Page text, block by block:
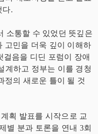
다.
소통할 수 있었던 뜻깊은
고민을 더욱 깊이 이해하
걸음을 디딘 포럼이 장애
계하고 정부는 이를 경청
정의 새로운 틀이 될 것
획 발표를 시작으로 교
별 분과 토론을 연내 3회